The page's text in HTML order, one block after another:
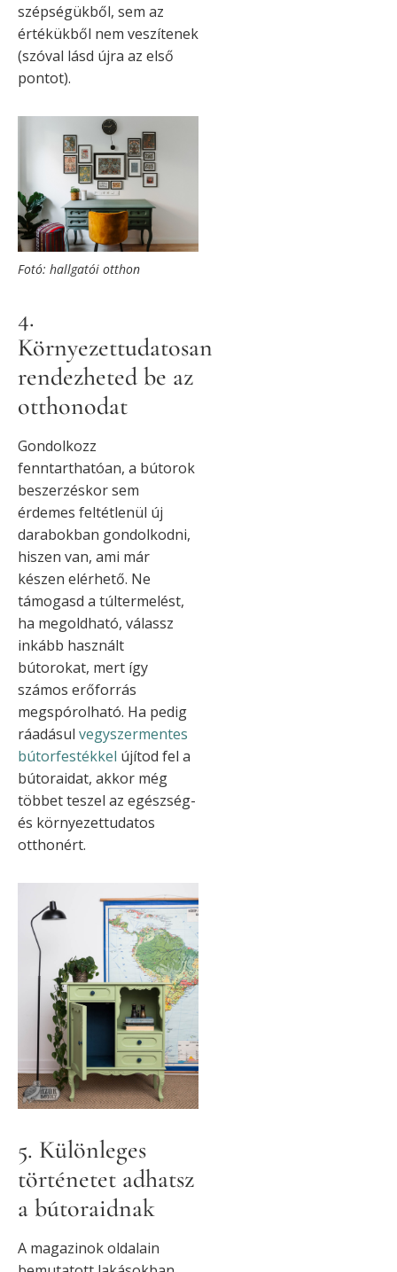
szépségükből, sem az
értékükből nem veszítenek
(szóval lásd újra az első
pontot).
Fotó: hallgatói otthon
4.
Környezettudatosan
rendezheted be az
otthonodat
Gondolkozz
fenntarthatóan, a bútorok
beszerzéskor sem
érdemes feltétlenül új
darabokban gondolkodni,
hiszen van, ami már
készen elérhető. Ne
támogasd a túltermelést,
ha megoldható, válassz
inkább használt
bútorokat, mert így
számos erőforrás
megspórolható. Ha pedig
ráadásul vegyszermentes
bútorfestékkel újítod fel a
bútoraidat, akkor még
többet teszel az egészség-
és környezettudatos
otthonért.
5. Különleges
történetet adhatsz
a bútoraidnak
A magazinok oldalain